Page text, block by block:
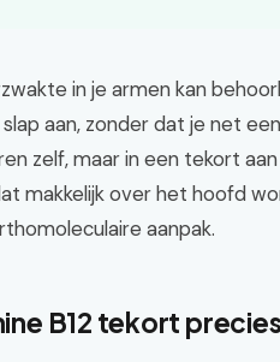
in je armen kan
aan, zonder dat je net
zelf, maar in een tekort
makkelijk over het hoofd
aanpak.
B12 tekort